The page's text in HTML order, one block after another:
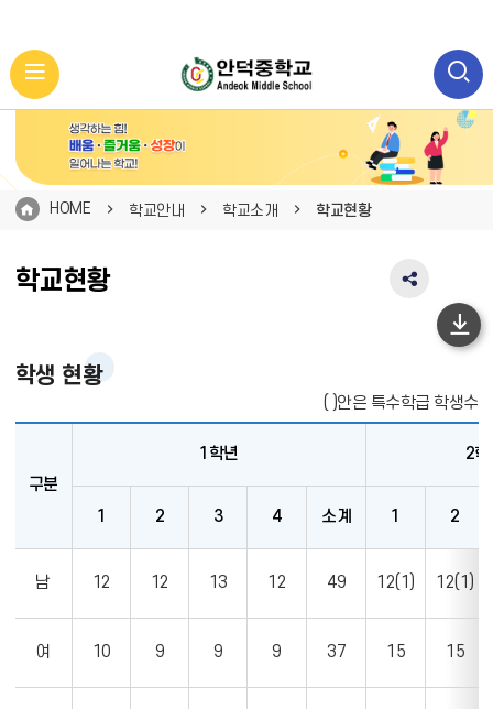
HOME 학교안내 학교소개 학교현황
학교현황
SNS
펼
치
학생 현황
( )안은 특수학급 학생수
구분
1학년 2학
1 2 3 4 소계 1 2
남 12 12 13 12 49 12(1) 12(1)
여 10 9 9 9 37 15 15
하
이
동